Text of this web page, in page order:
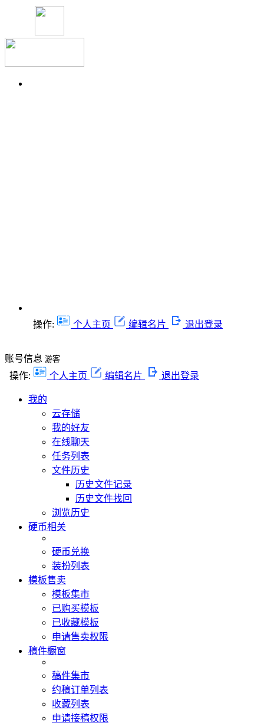
操作: 个人主页 编辑名片 退出登录
账号信息 游客
操作: 个人主页 编辑名片 退出登录
我的
云存储
我的好友
在线聊天
任务列表
文件历史
历史文件记录
历史文件找回
浏览历史
硬币相关
硬币兑换
装扮列表
模板售卖
模板集市
已购买模板
已收藏模板
申请售卖权限
稿件橱窗
稿件集市
约稿订单列表
收藏列表
申请接稿权限